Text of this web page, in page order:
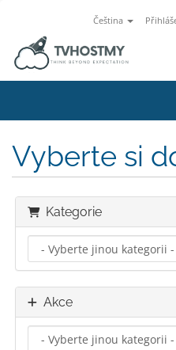
Čeština
Vyberte si
Kategorie
Akce